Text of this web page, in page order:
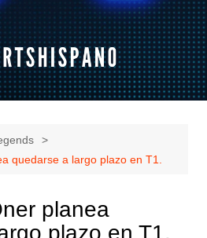
quedarse a largo plazo en T1.
planea